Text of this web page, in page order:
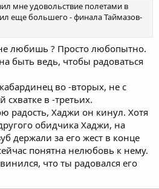
мне удовольствие полетами в
еще большего - финала Таймазов-
любишь ? Просто любопытно.
быть ведь, чтобы радоваться
во -вторых, не с
схватке в -третьих.
радость, Хаджи он кинул. Хотя
обидчика Хаджи, на
держали за его жест в конце
понятна нелюбовь к нему.
что ты радовался его